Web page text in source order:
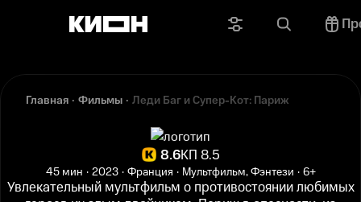
Главная Фильмы Леди Баг и Супер-Кот: Париж
8.6КП 8.5
45 мин 2023 Франция Мультфильм, Фэнтези 6+
Увлекательный мультфильм о противостоянии любимых